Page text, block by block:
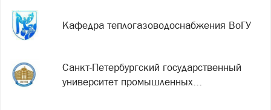
Кафедра теплогазоводоснабжения ВоГУ
Санкт-Петербургский государственный
университет промышленных...